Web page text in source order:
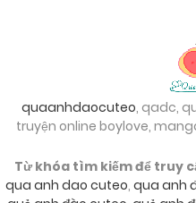
quaanhdaocuteo, qadc,
truyện online boylove,
Từ khóa tìm kiếm để truy
qua anh dao cuteo, qua anh